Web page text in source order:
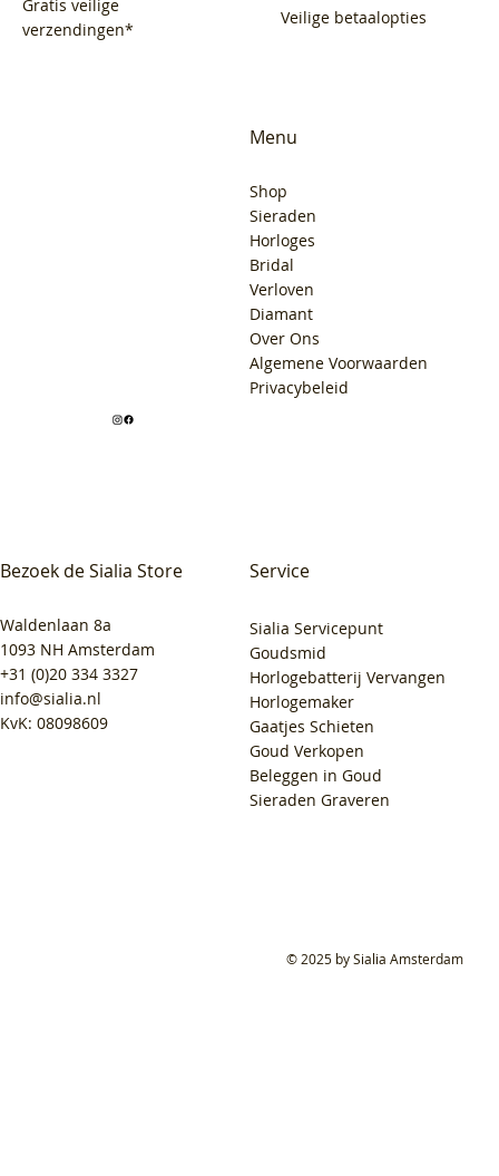
Gratis veilige
verzendingen*
Veilige betaalopties
Bezoek de Sialia Store
Waldenlaan 8a
1093 NH Amsterdam
+31 (0)20 334 3327
info@sialia.nl
KvK: 08098609
Menu
Shop
Sieraden
Horloges
Bridal
Verloven
Diamant
Over Ons
Algemene Voorwaarden
Privacybeleid
Service
Sialia Servicepunt
Goudsmid
Horlogebatterij Vervangen
Horlogemaker
Gaatjes Schieten
Goud Verkopen
Beleggen in Goud
Sieraden Graveren
© 2025 by Sialia Amsterdam